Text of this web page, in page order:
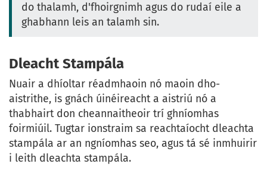
do thalamh, d'fhoirgnimh agus do rudaí eile a
ghabhann leis an talamh sin.
Dleacht Stampála
Nuair a dhíoltar réadmhaoin nó maoin dho-
aistrithe, is gnách úinéireacht a aistriú nó a
thabhairt don cheannaitheoir trí ghníomhas
foirmiúil. Tugtar ionstraim sa reachtaíocht dleachta
stampála ar an ngníomhas seo, agus tá sé inmhuirir
i leith dleachta stampála.